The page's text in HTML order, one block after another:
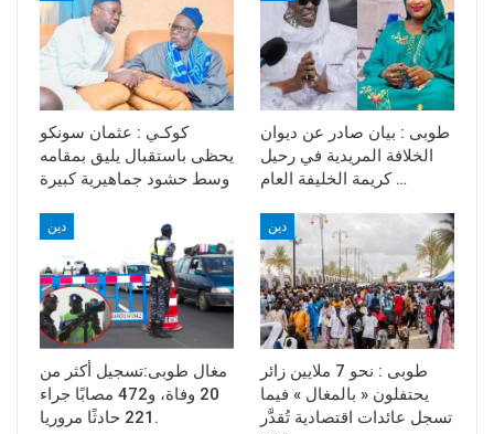
كوكـي : عثمان سونكو
يحظى باستقبال يليق بمقامه
وسط حشود جماهيرية كبيرة
طوبى : بيان صادر عن ديوان
الخلافة المريدية في رحيل
كريمة الخليفة العام …
دين
مغال طوبى:تسجيل أكثر من
20 وفاة، و472 مصابًا جراء
221 حادثًا مروريا.
دين
طوبى : نحو 7 ملايين زائر
يحتفلون « بالمغال » فيما
تسجل عائدات اقتصادية تُقدَّر